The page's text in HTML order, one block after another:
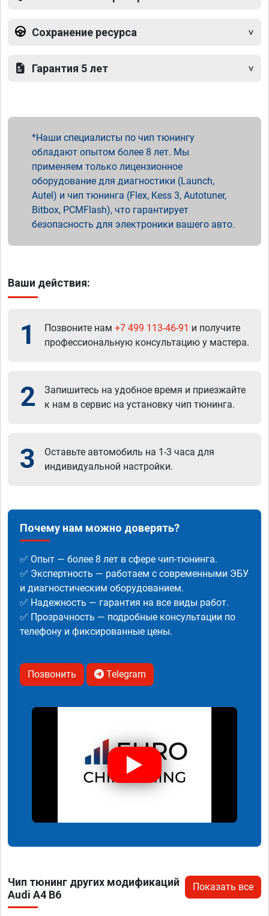
Сохранение ресурса
Гарантия 5 лет
Наши специалисты по чип тюнингу
обладают опытом более 8 лет. Мы
применяем только лицензионное
оборудование для диагностики (Launch,
Autel) и чип тюнинга (Flex, Kess 3, Autotuner,
Bitbox, PCMFlash), что гарантирует
безопасность для электроники вашего авто.
Ваши действия:
1 Позвоните нам +7 499 113-46-91 и получите
профессиональную консультацию у мастера.
2
Запишитесь на удобное время и приезжайте
к нам в сервис на установку чип тюнинга.
3
Оставьте автомобиль на 1-3 часа для
индивидуальной настройки.
Почему нам можно доверять?
✅ Опыт — более 8 лет в сфере чип-тюнинга.
✅ Экспертность — работаем с современными ЭБУ
и диагностическим оборудованием.
✅ Надежность — гарантия на все виды работ.
✅ Прозрачность — подробные консультации по
телефону и фиксированные цены.
Позвонить Telegram
Чип тюнинг других модификаций
Audi A4 B6
Показать все